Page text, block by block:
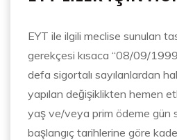
EYT ile ilgili meclise sunulan
gerekçesi kısaca “08/09/
defa sigortalı sayılanlardan
yapılan değişiklikten hemen
yaş ve/veya prim ödeme gün
başlangıç tarihlerine göre